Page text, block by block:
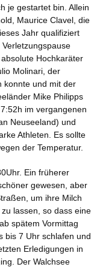
je gestartet bin. Allein
Maurice Clavel, die
Jahr qualifiziert
Hochkaräter
Molinari, der
konnte und mit der
Mike Philipps
im vergangenen
Neuseeland) und
Athleten. Es sollte
der Temperatur.
Ein früherer
gewesen, aber
um ihre Milch
lassen, so dass eine
spätem Vormittag
bis 7 Uhr schlafen und
Erledigungen in
Der Walchsee